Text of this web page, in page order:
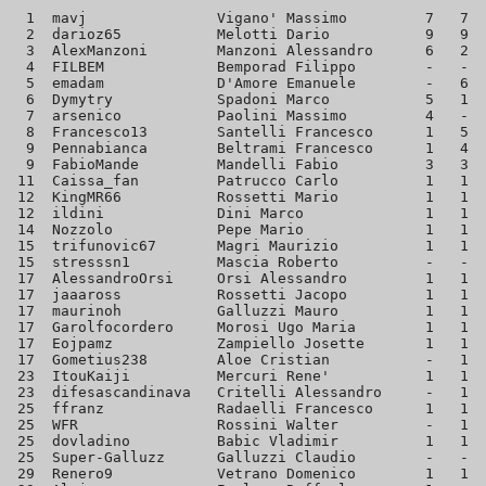
1  mavj               Vigano' Massimo         7   7
2  darioz65           Melotti Dario           9   9
3  AlexManzoni        Manzoni Alessandro      6
4  FILBEM             Bemporad Filippo        -   -
5  emadam             D'Amore Emanuele        -   6
6  Dymytry            Spadoni Marco           5   1
7  arsenico           Paolini Massimo         4   -
8  Francesco13        Santelli Francesco      1   5
9  Pennabianca        Beltrami Francesco      1   4
9  FabioMande         Mandelli Fabio          3   3
11  Caissa_fan         Patrucco Carlo
12  KingMR66           Rossetti Mario
12  ildini             Dini Marco              1
14  Nozzolo            Pepe Mario
15  trifunovic67       Magri Maurizio
15  stresssn1          Mascia Roberto
17  AlessandroOrsi     Orsi Alessandro
17  jaaaross           Rossetti Jacopo
17  maurinoh           Galluzzi Mauro
17  Garolfocordero     Morosi Ugo Maria
17  Eojpamz            Zampiello Josette
17  Gometius238        Aloe Cristian
23  ItouKaiji          Mercuri Rene'           1
23  difesascandinava   Critelli Alessandro
25  ffranz             Radaelli Francesco
25  WFR                Rossini Walter          -
25  dovladino          Babic Vladimir
25  Super-Galluzz      Galluzzi Claudio
29  Renero9            Vetrano Domenico